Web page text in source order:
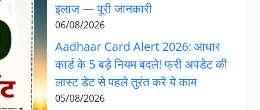
इलाज — पूरी जानकारी
06/08/2026
Aadhaar Card Alert 2026: आधार
कार्ड के 5 बड़े नियम बदले! फ्री अपडेट की
लास्ट डेट से पहले तुरंत करें ये काम
05/08/2026